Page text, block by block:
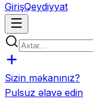
GirişQeydiyyat
Sizin məkanınız?
Pulsuz əlavə edin